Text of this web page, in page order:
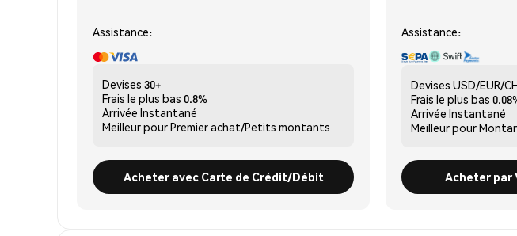
Assistance:
Devises 30+
Frais le plus bas 0.8%
Arrivée Instantané
Meilleur pourPremier achat/Petits montants
Acheter avec Carte de Crédit/Débit
Assistance:
Devises USD/EUR/
Frais le plus bas
Arrivée Instantané
Meilleur pour
Acheter par